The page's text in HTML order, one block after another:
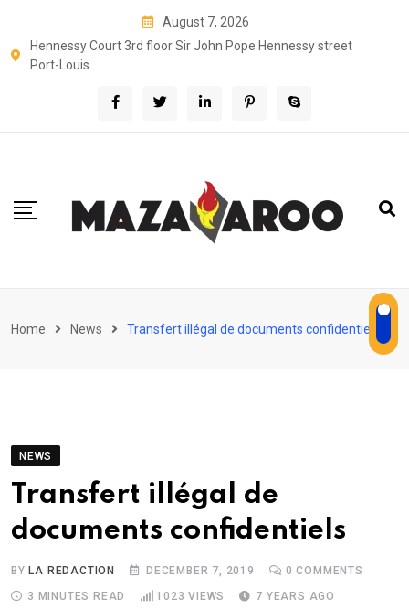
content
August 7, 2026
Hennessy Court 3rd floor Sir John Pope Hennessy street
Port-Louis
Home News Transfert illégal de documents confidentiels
NEWS
Transfert illégal de
documents confidentiels
BYLA REDACTION DECEMBER 7, 2019 0 COMMENTS
3 MINUTES READ
1023 VIEWS 7 YEARS AGO